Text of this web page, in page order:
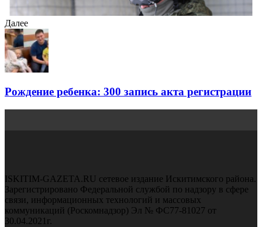
Далее
Рождение ребенка: 300 запись акта регистрации
ISKITIM-GAZETA.RU сетевое издание Искитимского района.
Зарегистрировано Федеральной службой по надзору в сфере
связи, информационных технологий и массовых
коммуникаций (Роскомнадзор) Эл № ФС77-81027 от
30.04.2021г.